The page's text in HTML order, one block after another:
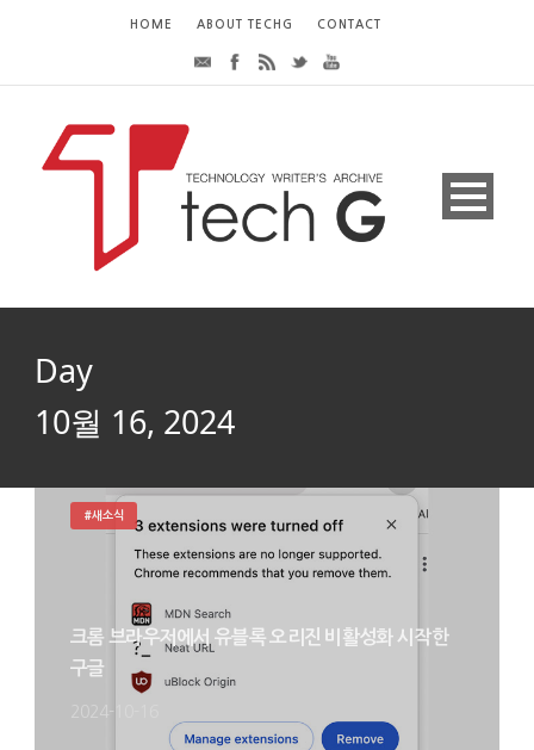
HOME ABOUT TECHG CONTACT
Day
10월 16, 2024
크롬 브라우저에서 유블록 오리진 비활성화 시작한
구글
2024-10-16
#새소식